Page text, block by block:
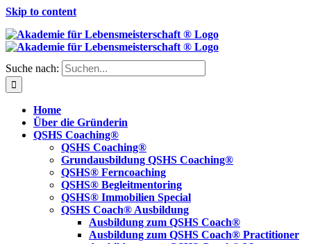
Skip to content
Suche nach:
Home
Über die Gründerin
QSHS Coaching®
QSHS Coaching®
Grundausbildung QSHS Coaching®
QSHS® Ferncoaching
QSHS® Begleitmentoring
QSHS® Immobilien Special
QSHS Coach® Ausbildung
Ausbildung zum QSHS Coach®
Ausbildung zum QSHS Coach® Practitioner